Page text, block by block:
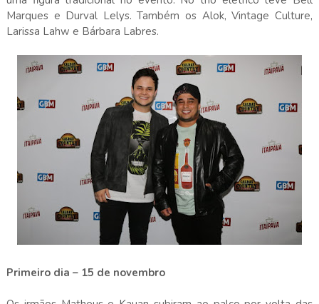
Marques e Durval Lelys. Também os Alok, Vintage Culture,
Larissa Lahw e Bárbara Labres.
Primeiro dia – 15 de novembro